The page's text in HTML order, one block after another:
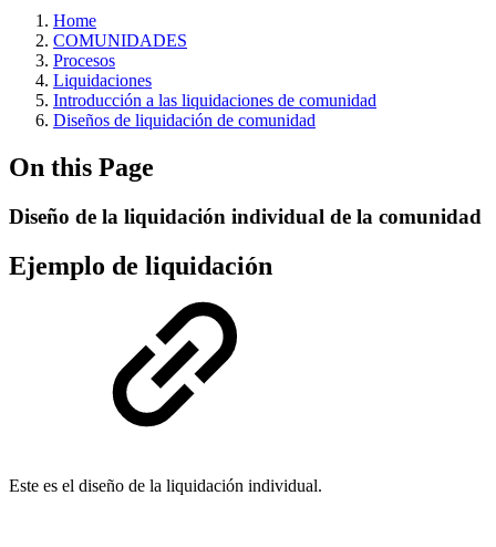
Home
COMUNIDADES
Procesos
Liquidaciones
Introducción a las liquidaciones de comunidad
Diseños de liquidación de comunidad
On this Page
Diseño de la liquidación individual de la comunidad
Ejemplo de liquidación
Este es el diseño de la liquidación individual.